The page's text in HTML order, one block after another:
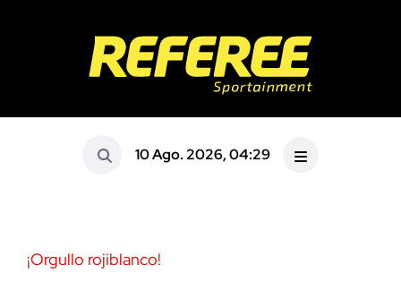
10 Ago. 2026, 04:29
¡Orgullo rojiblanco!